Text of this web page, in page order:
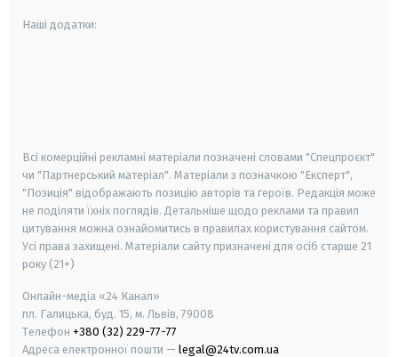
Наші додатки:
Всі комерційні рекламні матеріали позначені словами "Спецпроєкт"
чи "Партнерський матеріал". Матеріали з позначкою "Експерт",
"Позиція" відображають позицію авторів та героїв. Редакція може
не поділяти їхніх поглядів. Детальніше щодо реклами та правил
цитування можна ознайомитись в правилах користування сайтом.
Усі права захищені. Матеріали сайту призначені для осіб старше 21
року (21+)
Онлайн-медіа «24 Канал»
пл. Галицька, буд. 15, м. Львів, 79008
Телефон +380 (32) 229-77-77
Адреса електронної пошти — legal@24tv.com.ua